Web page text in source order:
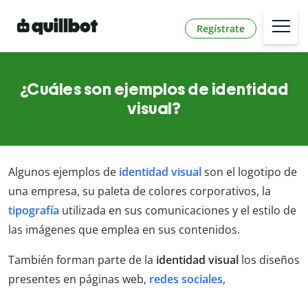
Regístrate
¿Cuáles son ejemplos de identidad
visual?
Algunos ejemplos de identidad visualson el logotipo de
una empresa, su paleta de colores corporativos, la
tipografía utilizada en sus comunicaciones y el estilo de
las imágenes que emplea en sus contenidos.
También forman parte de la identidad visual los diseños
presentes en páginas web, redes sociales,